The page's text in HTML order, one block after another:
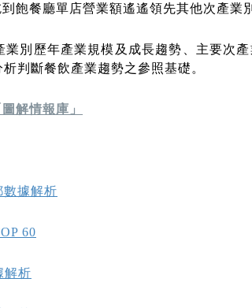
飽餐廳單店營業額遙遙領先其他次產業
別歷年產業規模及成長趨勢、主要次
判斷餐飲產業趨勢之參照基礎。
圖解情報庫」
數據解析
60
解析